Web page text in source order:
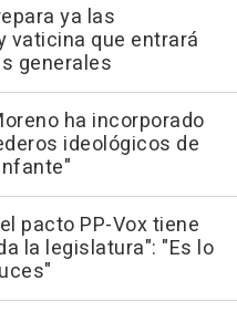
ya las
vaticina que entrará
generales
ha incorporado
ideológicos de
pacto PP-Vox tiene
la legislatura": "Es lo